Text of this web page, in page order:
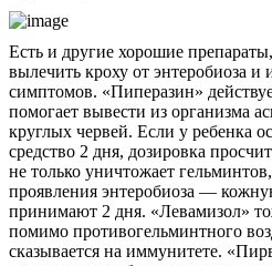
Есть и другие хорошие
вылечить кроху от энтеробиоза и
симптомов. «Пиперазин»
помогает вывести из организма
круглых червей. Если у ребенка
средство 2 дня, дозировка
не только уничтожает
проявления энтеробиоза —
принимают 2 дня. «Левамизол»
помимо противогельминтного
сказывается на иммунитете.